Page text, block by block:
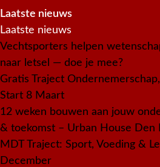
Laatste nieuws
Laatste nieuws
Vechtsporters helpen
naar letsel — doe je mee?
Gratis Traject
Start 8 Maart
12 weken bouwen aan jouw
& toekomst – Urban House Den
MDT Traject: Sport, Voeding &
December